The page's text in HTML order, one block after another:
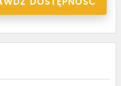
DOSTĘPNOŚĆ